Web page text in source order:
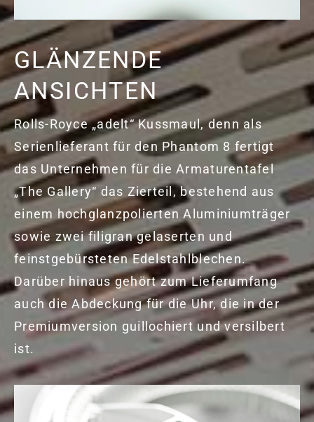
GLÄNZENDE
ANSICHTEN
Rolls-Royce „adelt“ Kussmaul, denn als
Serienlieferant für den Phantom 8 fertigt
das Unternehmen für die Armaturentafel
„The Gallery“ das Zierteil, bestehend aus
einem hochglanzpolierten Aluminiumträger
sowie zwei filigran gelaserten und
feinstgebürsteten Edelstahlblechen.
Darüber hinaus gehört zum Lieferumfang
auch die Abdeckung für die Uhr, die in der
Premiumversion guillochiert und versilbert
ist.